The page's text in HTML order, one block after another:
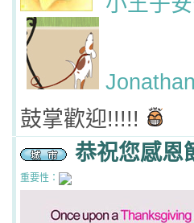
鼓掌歡迎!!!!!
恭祝您感恩
重要性：